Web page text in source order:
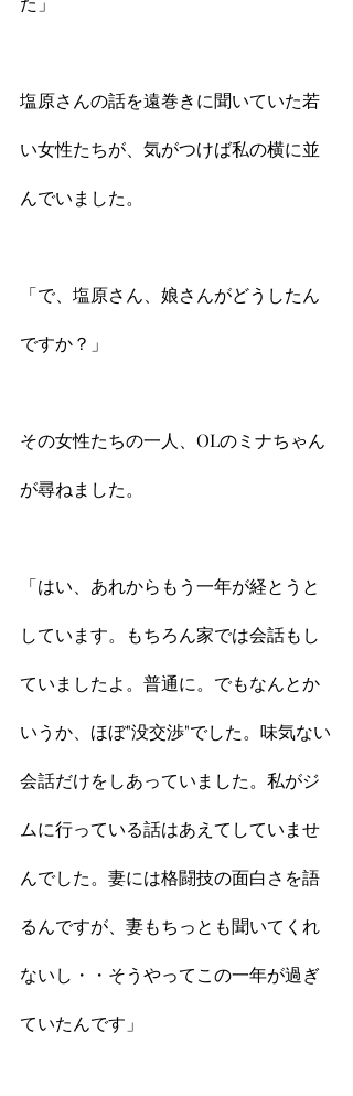
塩原さんの話を遠巻きに聞いていた若
い女性たちが、気がつけば私の横に並
んでいました。
「で、塩原さん、娘さんがどうしたん
ですか？」
その女性たちの一人、OLのミナちゃん
が尋ねました。
「はい、あれからもう一年が経とうと
しています。もちろん家では会話もし
ていましたよ。普通に。でもなんとか
いうか、ほぼ"没交渉"でした。味気ない
会話だけをしあっていました。私がジ
ムに行っている話はあえてしていませ
んでした。妻には格闘技の面白さを語
るんですが、妻もちっとも聞いてくれ
ないし・・そうやってこの一年が過ぎ
ていたんです」